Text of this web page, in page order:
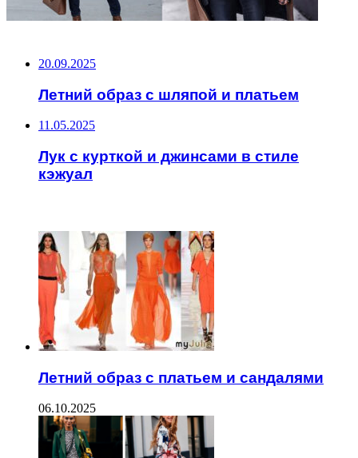
20.09.2025
Летний образ с шляпой и платьем
11.05.2025
Лук с курткой и джинсами в стиле
кэжуал
Летний образ с платьем и сандалями
06.10.2025